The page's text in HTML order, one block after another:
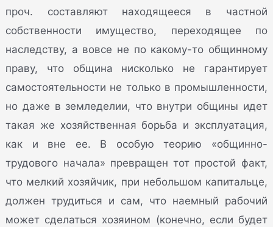
проч. составляют находящееся в частной
собственности имущество, переходящее по
наследству, а вовсе не по какому-то общинному
праву, что община нисколько не гарантирует
самостоятельности не только в промышленности,
но даже в земледелии, что внутри общины идет
такая же хозяйственная борьба и эксплуатация,
как и вне ее. В особую теорию «общинно-
трудового начала» превращен тот простой факт,
что мелкий хозяйчик, при небольшом капитальце,
должен трудиться и сам, что наемный рабочий
может сделаться хозяином (конечно, если будет